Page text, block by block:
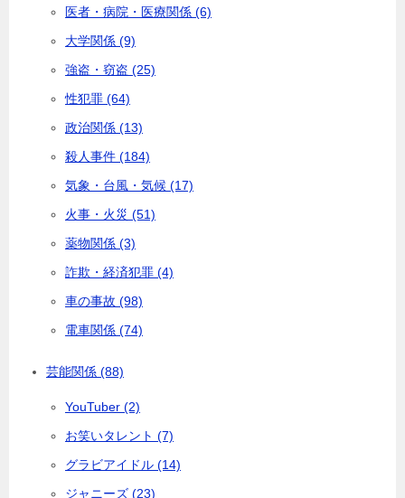
医者・病院・医療関係 (6)
大学関係 (9)
強盗・窃盗 (25)
性犯罪 (64)
政治関係 (13)
殺人事件 (184)
気象・台風・気候 (17)
火事・火災 (51)
薬物関係 (3)
詐欺・経済犯罪 (4)
車の事故 (98)
電車関係 (74)
芸能関係 (88)
YouTuber (2)
お笑いタレント (7)
グラビアイドル (14)
ジャニーズ (23)